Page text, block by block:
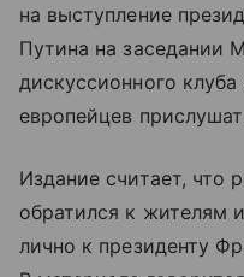
на выступление
Путина на заседании
дискуссионного
европейцев
Издание считает, что
обратился к жителям
лично к президенту